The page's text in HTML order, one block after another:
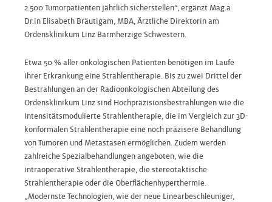
2.500 Tumorpatienten jährlich sicherstellen“, ergänzt Mag.a
Dr.in Elisabeth Bräutigam, MBA, Ärztliche Direktorin am
Ordensklinikum Linz Barmherzige Schwestern.
Etwa 50 % aller onkologischen Patienten benötigen im Laufe
ihrer Erkrankung eine Strahlentherapie. Bis zu zwei Drittel der
Bestrahlungen an der Radioonkologischen Abteilung des
Ordensklinikum Linz sind Hochpräzisionsbestrahlungen wie die
Intensitätsmodulierte Strahlentherapie, die im Vergleich zur 3D-
konformalen Strahlentherapie eine noch präzisere Behandlung
von Tumoren und Metastasen ermöglichen. Zudem werden
zahlreiche Spezialbehandlungen angeboten, wie die
intraoperative Strahlentherapie, die stereotaktische
Strahlentherapie oder die Oberflächenhyperthermie.
„Modernste Technologien, wie der neue Linearbeschleuniger,